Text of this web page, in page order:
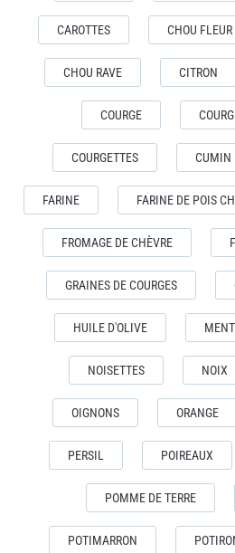
CAROTTES CHOU FLEUR
CHOU RAVE CITRON
COURGE
COURGETTES CUMIN
FARINE FARINE DE POIS
FROMAGE DE CHÈVRE
GRAINES DE COURGES
HUILE D'OLIVE
NOISETTES NOIX
OIGNONS ORANGE
PERSIL POIREAUX
POMME DE TERRE
POTIMARRON